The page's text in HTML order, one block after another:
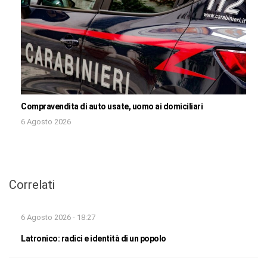
Compravendita di auto usate, uomo ai domiciliari
6 Agosto 2026
Correlati
6 Agosto 2026 - 18:27
Latronico: radici e identità di un popolo